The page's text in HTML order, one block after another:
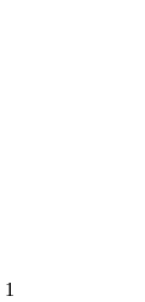
1